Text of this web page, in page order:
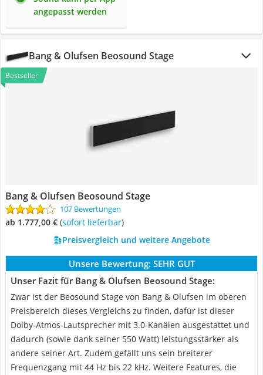
angepasst werden
Bang & Olufsen Beosound Stage
Bestseller
Bang & Olufsen Beosound Stage
107 Bewertungen
ab 1.777,00 € ( Sofort lieferbar)
Preisvergleich und weitere Angebote
Unsere Bewertung: SEHR GUT
Unser Fazit für Bang & Olufsen Beosound Stage:
Zwar ist der Beosound Stage von Bang & Olufsen im oberen
Preisbereich dieses Vergleichs zu finden, dafür ist dieser
Dolby-Atmos-Lautsprecher mit 3.0-Kanälen ausgestattet und
dadurch (sowie dank seiner 550 Watt) leistungsstärker als
andere seiner Art. Zudem gefällt uns sein breiterer
Frequenzgang mit 44 Hz bis 22 kHz. Weitere Features, die